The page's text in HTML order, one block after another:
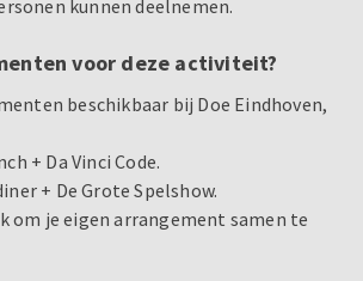
kunnen deelnemen.
voor deze activiteit?
beschikbaar bij Doe Eindhoven,
+ Da Vinci Code.
+ De Grote Spelshow.
om je eigen arrangement samen te